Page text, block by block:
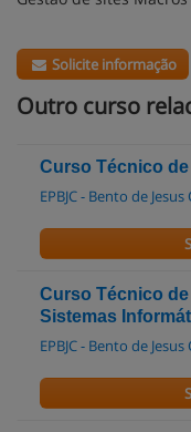
Solicite informação
Outro curso
Curso Técnico
EPBJC - Bento de
Curso Técnico
Sistemas
EPBJC - Bento de